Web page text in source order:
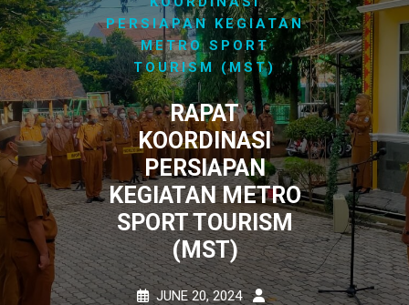
PERSIAPAN KEGIATAN
METRO SPORT
TOURISM (MST)
RAPAT
KOORDINASI
PERSIAPAN
KEGIATAN METRO
SPORT TOURISM
(MST)
JUNE 20, 2024